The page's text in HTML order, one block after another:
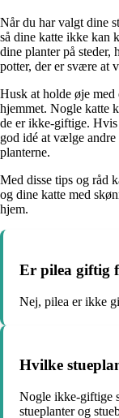
Når du har valgt dine
så dine katte ikke kan
dine planter på
potter, der er svære at
Husk at holde øje
hjemmet. Nogle katte
de er ikke-giftige.
god idé at vælge
planterne.
Med disse tips og råd
og dine katte med
hjem.
Er pilea giftig
Nej, pilea er ikke
Hvilke
Nogle ikke-giftige
stueplanter og